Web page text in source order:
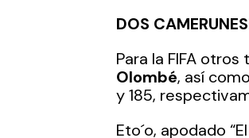
DOS
Para la FIFA
Olombé, así
y 185,
Eto´o, apodado